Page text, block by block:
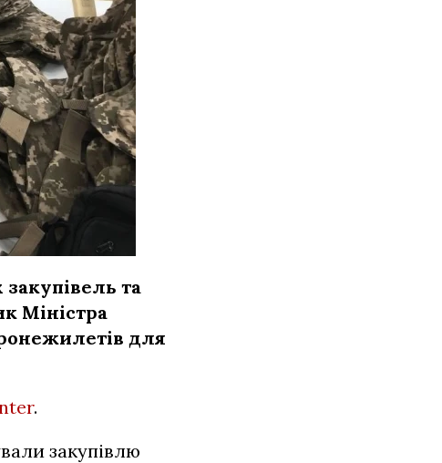
та
Міністра
для
.
закупівлю